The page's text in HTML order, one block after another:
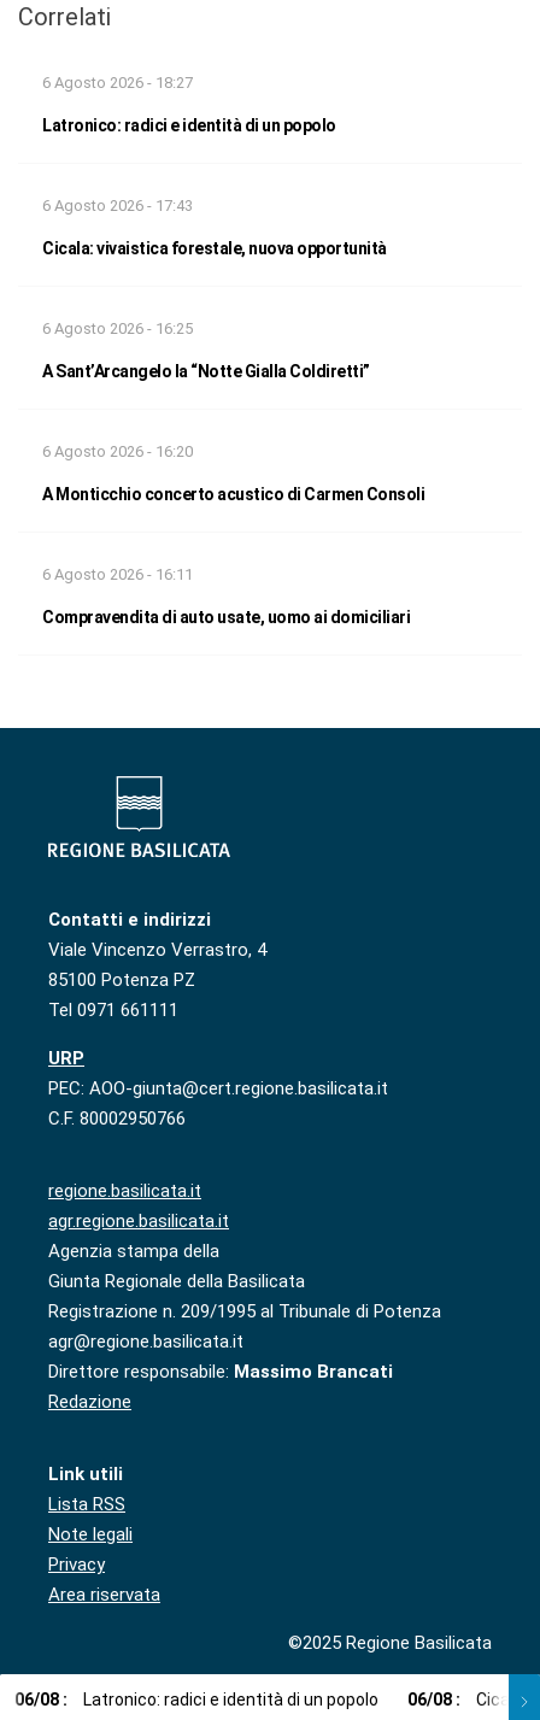
Correlati
6 Agosto 2026 - 18:27
Latronico: radici e identità di un popolo
6 Agosto 2026 - 17:43
Cicala: vivaistica forestale, nuova opportunità
6 Agosto 2026 - 16:25
A Sant’Arcangelo la “Notte Gialla Coldiretti”
6 Agosto 2026 - 16:20
A Monticchio concerto acustico di Carmen Consoli
6 Agosto 2026 - 16:11
Compravendita di auto usate, uomo ai domiciliari
Contatti e indirizzi
Viale Vincenzo Verrastro, 4
85100 Potenza PZ
Tel 0971 661111
URP
PEC: AOO-giunta@cert.regione.basilicata.it
C.F. 80002950766
regione.basilicata.it
agr.regione.basilicata.it
Agenzia stampa della
Giunta Regionale della Basilicata
Registrazione n. 209/1995 al Tribunale di Potenza
agr@regione.basilicata.it
Direttore responsabile: Massimo Brancati
Redazione
Link utili
Lista RSS
Note legali
Privacy
Area riservata
©2025 Regione Basilicata
06/08 : Latronico: radici e identità di un popolo 06/08 : Cicala: